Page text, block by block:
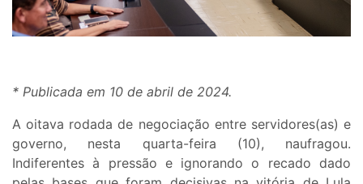
* Publicada em 10 de abril de 2024.
A oitava rodada de negociação entre servidores(as) e
governo, nesta quarta-feira (10), naufragou.
Indiferentes à pressão e ignorando o recado dado